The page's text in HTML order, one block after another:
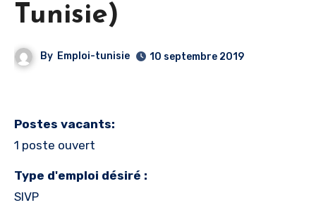
Tunisie)
By Emploi-tunisie 10 septembre 2019
Postes vacants:
1 poste ouvert
Type d'emploi désiré :
SIVP